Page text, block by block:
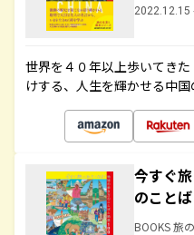
2022.12.15
世界を４０年以上歩いてき
けする、人生を輝かせる中
今すぐ
のこと
BOOKS 旅